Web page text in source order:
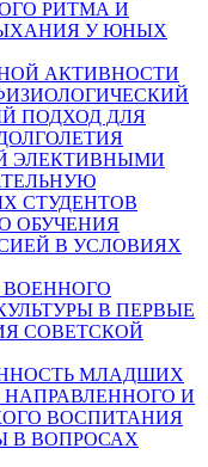
РИТМА И
У ЮНЫХ
АКТИВНОСТИ
ПОДХОД ДЛЯ
ЭЛЕКТИВНЫМИ
СТУДЕНТОВ
ОБУЧЕНИЯ
В УСЛОВИЯХ
В ПЕРВЫЕ
СОВЕТСКОЙ
МЛАДШИХ
И
ВОСПИТАНИЯ
В ВОПРОСАХ